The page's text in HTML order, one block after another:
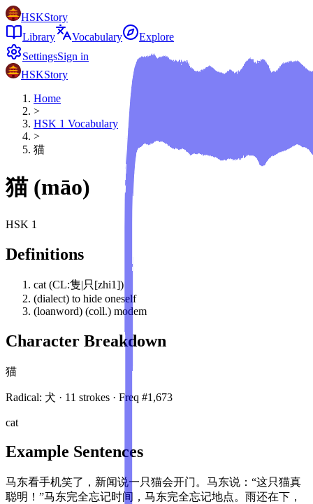
HSKStory
Library
Vocabulary
Explore
SettingsSign in
HSKStory
Home
>
HSK 1 Vocabulary
>
猫
猫 (māo)
HSK 1
Definitions
cat (CL:隻|只[zhi1])
(dialect) to hide oneself
(loanword) (coll.) modem
Character Breakdown
猫
Radical: 犬 · 11 strokes · Freq #1,673
cat
Example Sentences
马东看手机笑了，新闻说一只猫会开门。马东说：“这只猫真
聪明！”马东完全忘记时间，马东完全忘记地点。雨还在下，